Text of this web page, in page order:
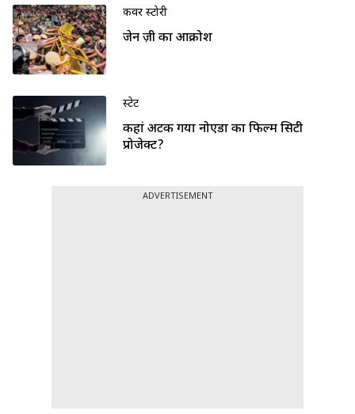
कवर स्टोरी
जेन ज़ी का आक्रोश
स्टेट
कहां अटक गया नोएडा का फिल्म सिटी
प्रोजेक्ट?
ADVERTISEMENT